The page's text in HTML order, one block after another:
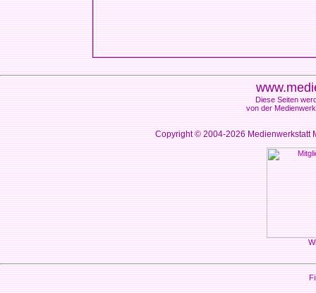
Diese Seiten
von der
Copyright © 2004-2026Medienwerkstatt